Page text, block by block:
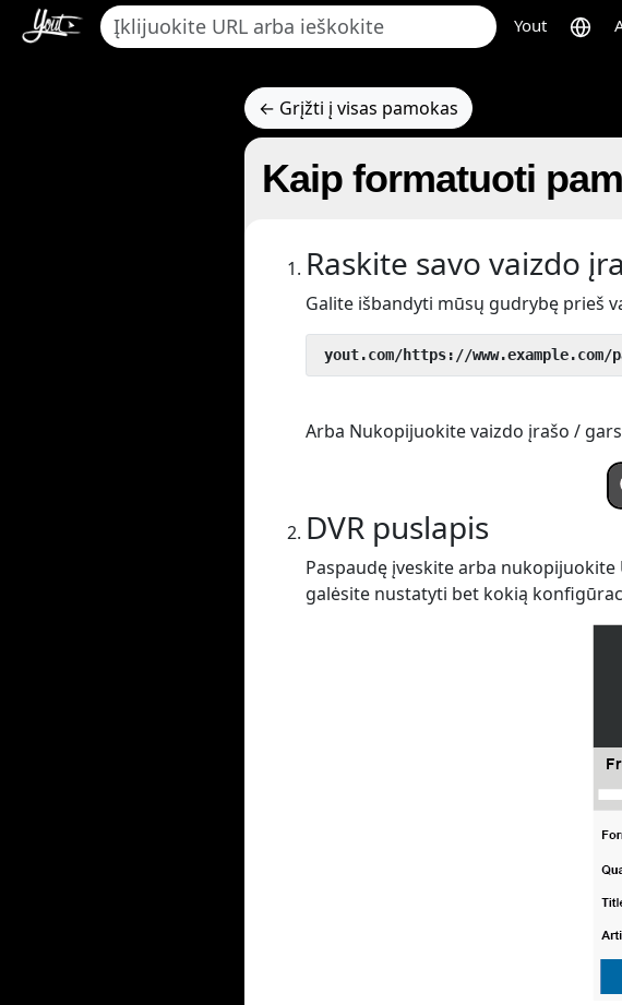
Yout
← Grįžti į visas pamokas
Kaip formatuoti
Raskite savo vaizdo
Galite išbandyti mūsų gudrybę prieš
yout.com/https://
Arba Nukopijuokite vaizdo įrašo /
DVR puslapis
Paspaudę įveskite arba
galėsite nustatyti bet kokią